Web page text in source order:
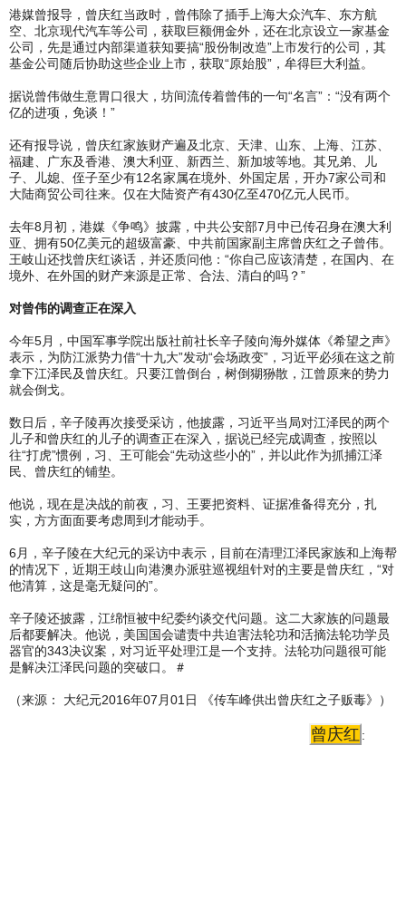
港媒曾报导，曾庆红当政时，曾伟除了插手上海大众汽车、东方航
空、北京现代汽车等公司，获取巨额佣金外，还在北京设立一家基金
公司，先是通过内部渠道获知要搞“股份制改造”上市发行的公司，其
基金公司随后协助这些企业上市，获取“原始股”，牟得巨大利益。
据说曾伟做生意胃口很大，坊间流传着曾伟的一句“名言”：“没有两个
亿的进项，免谈！”
还有报导说，曾庆红家族财产遍及北京、天津、山东、上海、江苏、
福建、广东及香港、澳大利亚、新西兰、新加坡等地。其兄弟、儿
子、儿媳、侄子至少有12名家属在境外、外国定居，开办7家公司和
大陆商贸公司往来。仅在大陆资产有430亿至470亿元人民币。
去年8月初，港媒《争鸣》披露，中共公安部7月中已传召身在澳大利
亚、拥有50亿美元的超级富豪、中共前国家副主席曾庆红之子曾伟。
王岐山还找曾庆红谈话，并还质问他：“你自己应该清楚，在国内、在
境外、在外国的财产来源是正常、合法、清白的吗？”
对曾伟的调查正在深入
今年5月，中国军事学院出版社前社长辛子陵向海外媒体《希望之声》
表示，为防江派势力借“十九大”发动“会场政变”，习近平必须在这之前
拿下江泽民及曾庆红。只要江曾倒台，树倒猢狲散，江曾原来的势力
就会倒戈。
数日后，辛子陵再次接受采访，他披露，习近平当局对江泽民的两个
儿子和曾庆红的儿子的调查正在深入，据说已经完成调查，按照以
往“打虎”惯例，习、王可能会“先动这些小的”，并以此作为抓捕江泽
民、曾庆红的铺垫。
他说，现在是决战的前夜，习、王要把资料、证据准备得充分，扎
实，方方面面要考虑周到才能动手。
6月，辛子陵在大纪元的采访中表示，目前在清理江泽民家族和上海帮
的情况下，近期王歧山向港澳办派驻巡视组针对的主要是曾庆红，“对
他清算，这是毫无疑问的”。
辛子陵还披露，江绵恒被中纪委约谈交代问题。这二大家族的问题最
后都要解决。他说，美国国会谴责中共迫害法轮功和活摘法轮功学员
器官的343决议案，对习近平处理江是一个支持。法轮功问题很可能
是解决江泽民问题的突破口。＃
（来源： 大纪元2016年07月01日 《传车峰供出曾庆红之子贩毒》）
曾庆红 :